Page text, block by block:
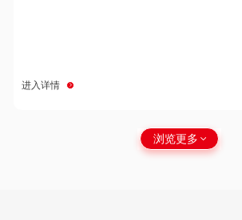
进入详情
浏览更多